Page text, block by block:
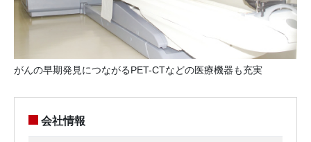
がんの早期発見につながるPET-CTなどの医療機器も充実
会社情報